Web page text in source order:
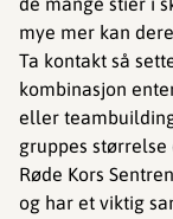
mye mer kan
Ta kontakt så
kombinasjon
eller
gruppes størrelse
Røde Kors
og har et viktig